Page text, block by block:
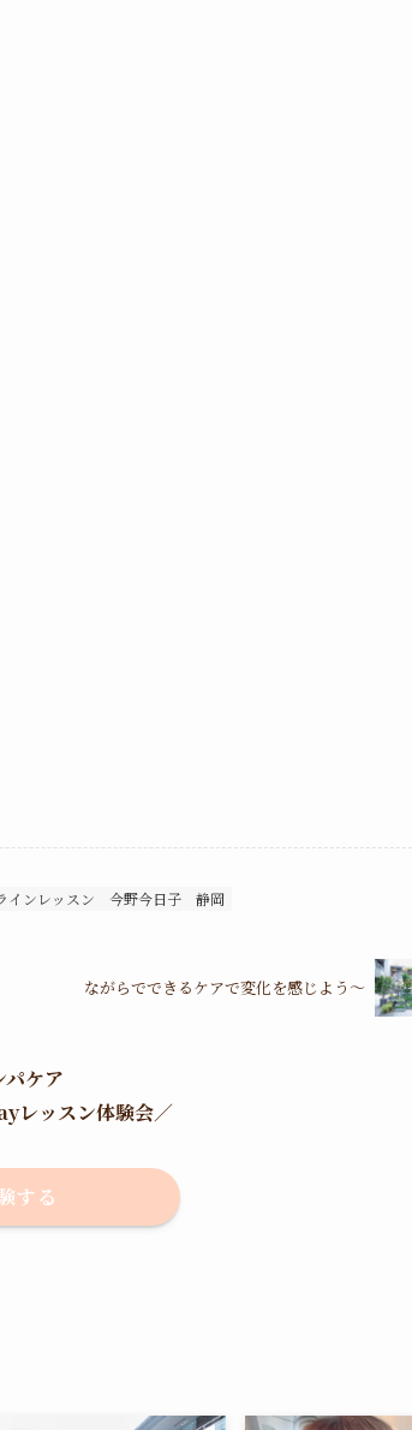
インレッスン 今野今日子 静岡
ながらでできるケアで変化を感じよう〜
パケア
レッスン体験会／
する